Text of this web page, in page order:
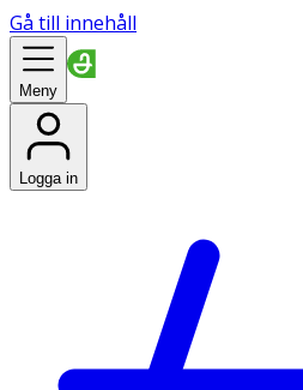
Gå till innehåll
Meny
Logga in